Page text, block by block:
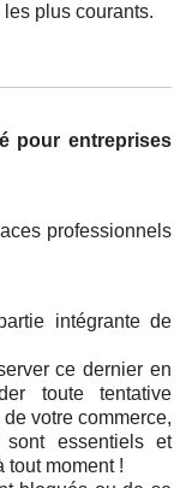
plus courants.
pour entreprises
professionnels
intégrante de
ce dernier en
toute tentative
votre commerce,
essentiels et
tout moment !